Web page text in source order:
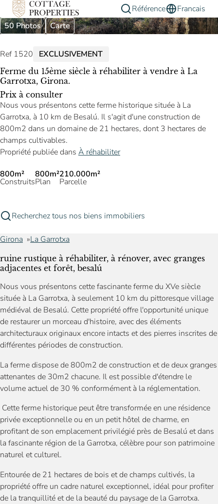
Référence
Francais
50 Photos
Carte
Ref 1520 EXCLUSIVEMENT
Ferme du 15ème siècle à réhabiliter à vendre à La
Garrotxa, Girona.
Prix à consulter
Nous vous présentons cette ferme historique située à La
Garrotxa, à 10 km de Besalú. Il s'agit d'une construction de
800m2 dans un domaine de 21 hectares, dont 3 hectares de
champs cultivables.
Propriété publiée dans À réhabiliter
800m²
Construits
800m²
Plan
210.000m²
Parcelle
Recherchez tous nos biens immobiliers
Girona La Garrotxa
ruine rustique à réhabiliter, à rénover, avec granges
adjacentes et forêt, besalú
Nous vous présentons cette fascinante ferme du XVe siècle
située à La Garrotxa, à seulement 10 km du pittoresque village
médiéval de Besalú. Cette propriété offre l'opportunité unique
de restaurer un morceau d'histoire, avec des éléments
architecturaux originaux encore intacts et des pierres inscrites de
différentes périodes de construction.
La ferme dispose de 800m2 de construction et de deux granges
attenantes de 30m2 chacune. Il est possible d'étendre le
volume actuel de 30 % conformément à la réglementation.
Cette ferme historique peut être transformée en une résidence
privée exceptionnelle ou en un petit hôtel de charme, en
profitant de son emplacement privilégié près de Besalú et dans
la fascinante région de la Garrotxa, célèbre pour son patrimoine
naturel et culturel.
Entourée de 21 hectares de bois et de champs cultivés, la
propriété offre un cadre naturel exceptionnel, idéal pour profiter
de la tranquillité et de la beauté du paysage de la Garrotxa.